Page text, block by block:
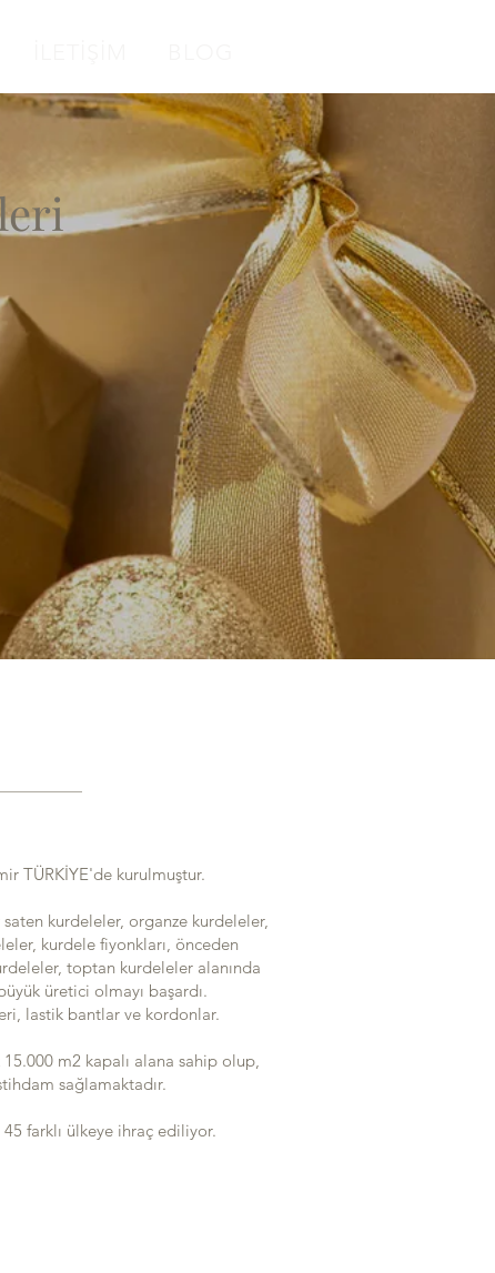
TÜRKİYE'de kurulmuştur.
kurdeleler, organze kurdeleler,
kurdele fiyonkları, önceden
toptan kurdeleler alanında
üretici olmayı başardı.
lastik bantlar ve kordonlar.
m2 kapalı alana sahip olup,
sağlamaktadır.
farklı ülkeye ihraç ediliyor.